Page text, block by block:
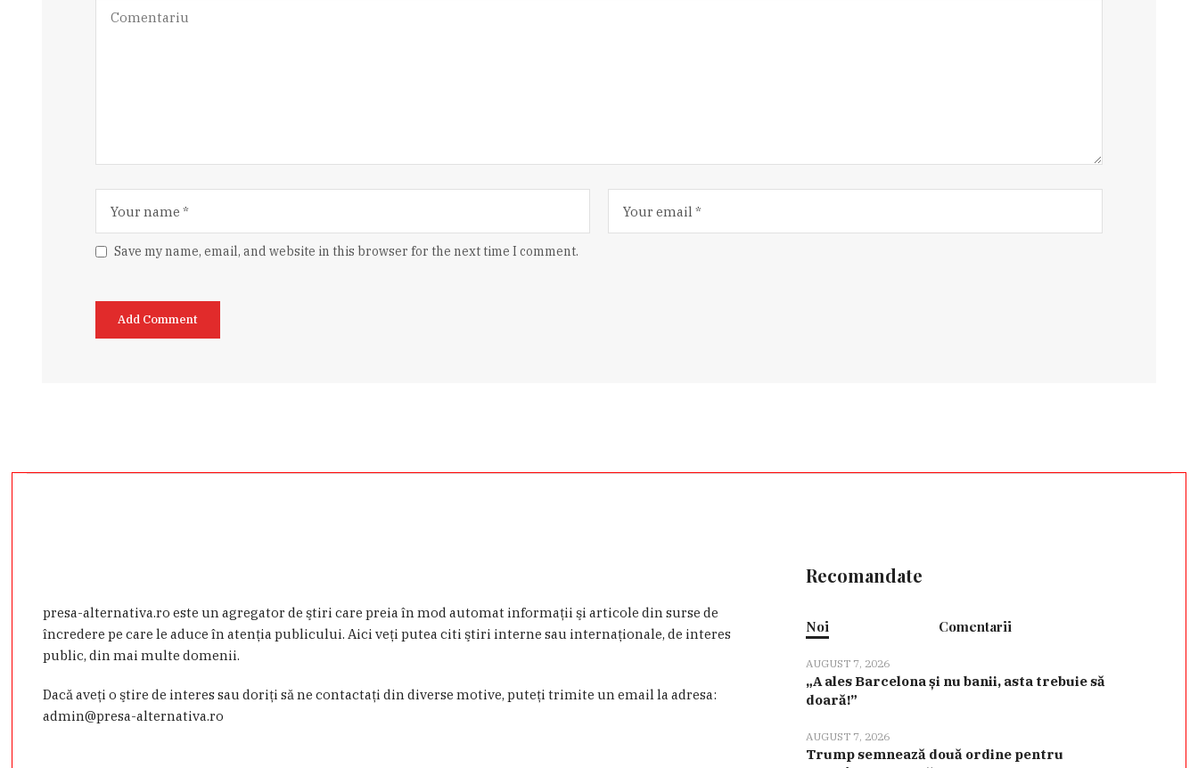
Save my name, email, and website in this browser for the next time I comment.
presa-alternativa.ro este un agregator de ştiri care preia în mod automat informaţii şi articole din surse de
încredere pe care le aduce în atenţia publicului. Aici veţi putea citi ştiri interne sau internaţionale, de interes
public, din mai multe domenii.
Dacă aveţi o ştire de interes sau doriţi să ne contactaţi din diverse motive, puteţi trimite un email la adresa:
admin@presa-alternativa.ro
Recomandate
Noi Comentarii
AUGUST 7, 2026
„A ales Barcelona și nu banii, asta trebuie să
doară!”
AUGUST 7, 2026
Trump semnează două ordine pentru